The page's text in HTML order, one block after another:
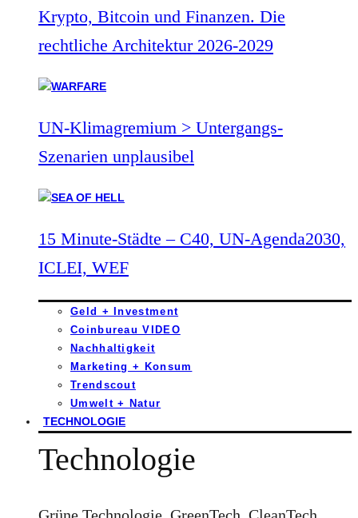
Krypto, Bitcoin und Finanzen. Die
rechtliche Architektur 2026-2029
UN-Klimagremium > Untergangs-
Szenarien unplausibel
15 Minute-Städte – C40, UN-Agenda2030,
ICLEI, WEF
Geld + Investment
Coinbureau VIDEO
Nachhaltigkeit
Marketing + Konsum
Trendscout
Umwelt + Natur
TECHNOLOGIE
Technologie